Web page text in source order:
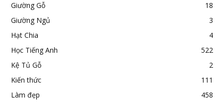
Giường Gỗ
18
Giường Ngủ
3
Hạt Chia
4
Học Tiếng Anh
522
Kệ Tủ Gỗ
2
Kiến thức
111
Làm đẹp
458